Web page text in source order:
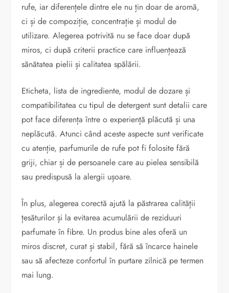
rufe, iar diferențele dintre ele nu țin doar de aromă,
ci și de compoziție, concentrație și modul de
utilizare. Alegerea potrivită nu se face doar după
miros, ci după criterii practice care influențează
sănătatea pielii și calitatea spălării.
Eticheta, lista de ingrediente, modul de dozare și
compatibilitatea cu tipul de detergent sunt detalii care
pot face diferența între o experiență plăcută și una
neplăcută. Atunci când aceste aspecte sunt verificate
cu atenție, parfumurile de rufe pot fi folosite fără
griji, chiar și de persoanele care au pielea sensibilă
sau predispusă la alergii ușoare.
În plus, alegerea corectă ajută la păstrarea calității
țesăturilor și la evitarea acumulării de reziduuri
parfumate în fibre. Un produs bine ales oferă un
miros discret, curat și stabil, fără să încarce hainele
sau să afecteze confortul în purtare zilnică pe termen
mai lung.